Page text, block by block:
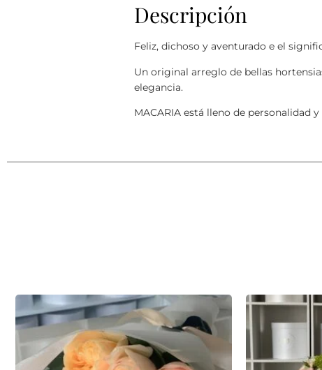
Descripción
Feliz, dichoso y aventurado e el
Un original arreglo de bellas
elegancia.
MACARIA está lleno de personalidad